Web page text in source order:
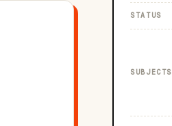
STATUS
SUBJECTS